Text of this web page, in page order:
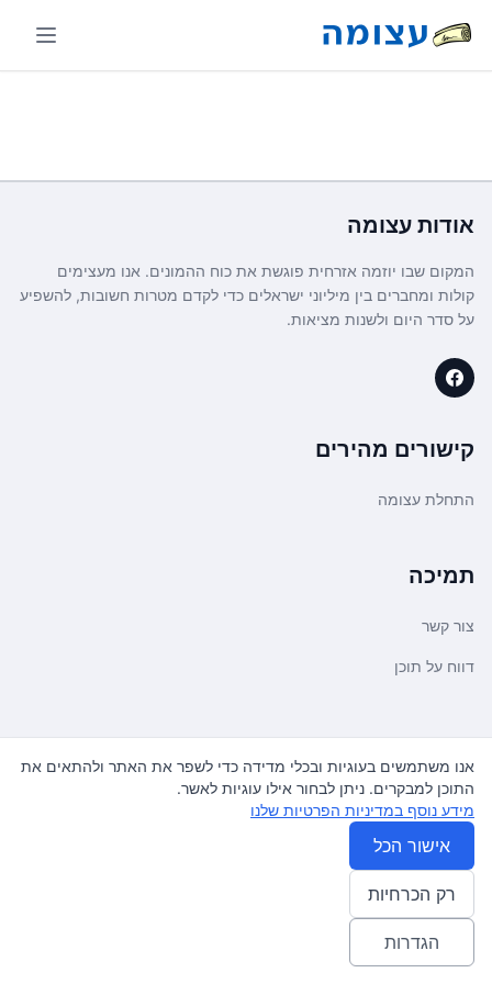
אודות עצומה
המקום שבו יוזמה אזרחית פוגשת את כוח ההמונים. אנו מעצימים
קולות ומחברים בין מיליוני ישראלים כדי לקדם מטרות חשובות, להשפיע
על סדר היום ולשנות מציאות.
קישורים מהירים
התחלת עצומה
תמיכה
צור קשר
דווח על תוכן
משפטי ועדכונים
מדיניות פרטיות
תנאי שימוש
© 2026 עצומה. כל הזכויות שמורות.
אנו משתמשים בעוגיות ובכלי מדידה כדי לשפר את האתר ולהתאים את
התוכן למבקרים. ניתן לבחור אילו עוגיות לאשר.
מידע נוסף במדיניות הפרטיות שלנו
אישור הכל
רק הכרחיות
הגדרות